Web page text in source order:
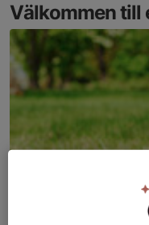
Välkommen till